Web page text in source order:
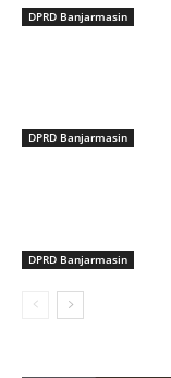
DPRD Banjarmasin
DPRD Banjarmasin
DPRD Banjarmasin